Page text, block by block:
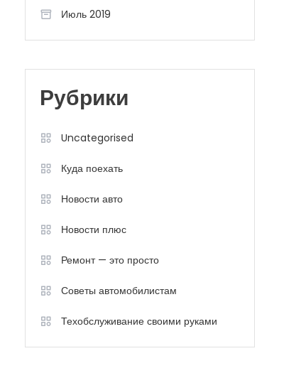
Июль 2019
Рубрики
Uncategorised
Куда поехать
Новости авто
Новости плюс
Ремонт — это просто
Советы автомобилистам
Техобслуживание своими руками